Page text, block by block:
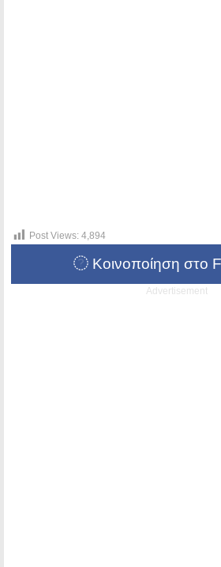
Post Views: 4,894
Κοινοποίηση στο
Advertisement